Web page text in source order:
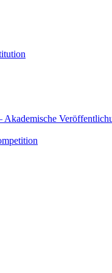
Akademische